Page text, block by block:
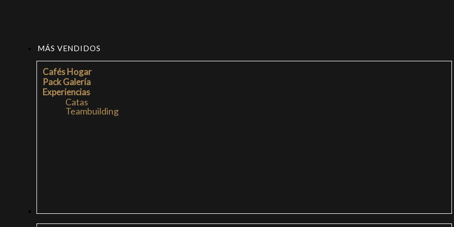
MÁS VENDIDOS
Cafés Hogar
Pack Galería
Experiencias
Catas
Teambuilding